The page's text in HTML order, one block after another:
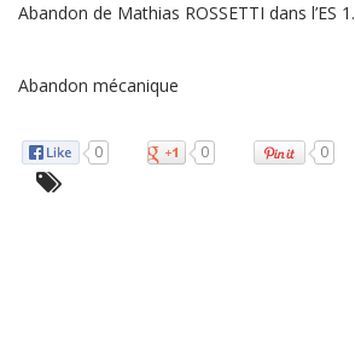
Abandon de Mathias ROSSETTI dans l’ES 1.
Abandon mécanique
0 0 0